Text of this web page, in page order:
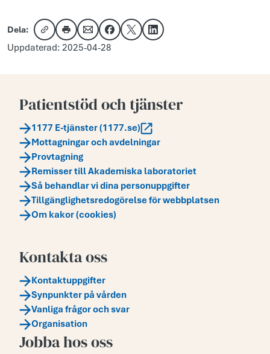
Dela:
Kopiera länk
Skriv utDela via e-post
Dela på Facebook
Dela på XDela på LinkedIn
Uppdaterad: 2025-04-28
Patientstöd och tjänster
1177 E-tjänster (1177.se)
Mottagningar och avdelningar
Provtagning
Remisser till Akademiska laboratoriet
Så behandlar vi dina personuppgifter
Tillgänglighetsredogörelse för webbplatsen
Om kakor (cookies)
Kontakta oss
Kontaktuppgifter
Synpunkter på vården
Vanliga frågor och svar
Organisation
Jobba hos oss